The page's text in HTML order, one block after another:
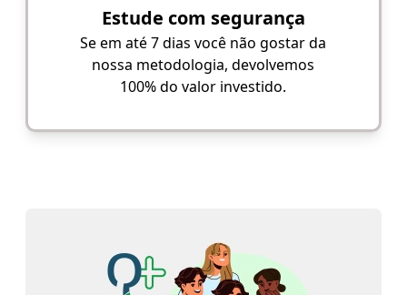
Estude com segurança
Se em até 7 dias você não gostar da
nossa metodologia, devolvemos
100% do valor investido.